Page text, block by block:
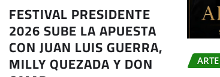
FESTIVAL PRESIDENTE
2026 SUBE LA APUESTA
CON JUAN LUIS GUERRA,
MILLY QUEZADA Y DON